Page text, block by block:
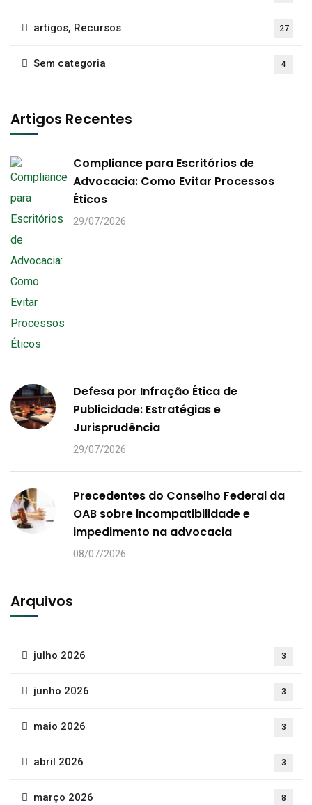
artigos, Recursos 27
Sem categoria 4
Artigos Recentes
Compliance para Escritórios de
Advocacia: Como Evitar Processos
Éticos
29/07/2026
Defesa por Infração Ética de
Publicidade: Estratégias e
Jurisprudência
29/07/2026
Precedentes do Conselho Federal da
OAB sobre incompatibilidade e
impedimento na advocacia
08/07/2026
Arquivos
julho 2026 3
junho 2026 3
maio 2026 3
abril 2026 3
março 2026 8